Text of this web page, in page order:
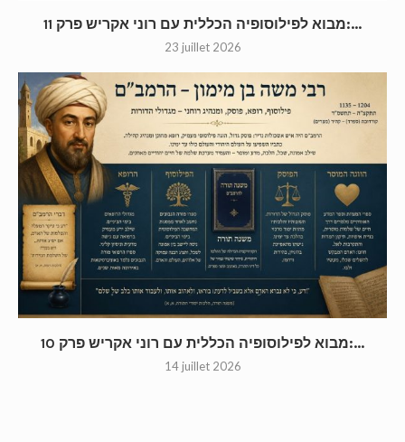
מבוא לפילוסופיה הכללית עם רוני אקריש פרק 11:...
23 juillet 2026
מבוא לפילוסופיה הכללית עם רוני אקריש פרק 10:...
14 juillet 2026